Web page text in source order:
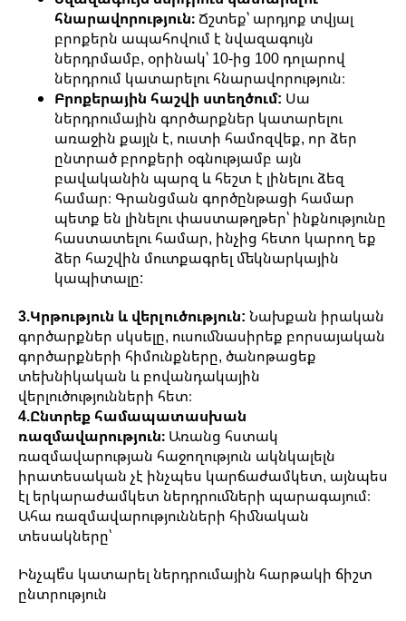
հնարավորություն։ Ճշտեք՝ արդյոք տվյալ
բրոքերն ապահովում է նվազագույն
ներդրմամբ, օրինակ՝ 10-ից 100 դոլարով
ներդրում կատարելու հնարավորություն։
Բրոքերային հաշվի ստեղծում: Սա
ներդրումային գործարքներ կատարելու
առաջին քայլն է, ուստի համոզվեք, որ ձեր
ընտրած բրոքերի օգնությամբ այն
բավականին պարզ և հեշտ է լինելու ձեզ
համար։ Գրանցման գործընթացի համար
պետք են լինելու փաստաթղթեր՝ ինքնությունը
հաստատելու համար, ինչից հետո կարող եք
ձեր հաշվին մուտքագրել մեկնարկային
կապիտալը:
3.Կրթություն և վերլուծություն: Նախքան իրական
գործարքներ սկսելը, ուսումնասիրեք բորսայական
գործարքների հիմունքները, ծանոթացեք
տեխնիկական և բովանդակային
վերլուծությունների հետ։
4.Ընտրեք համապատասխան
ռազմավարություն։ Առանց հստակ
ռազմավարության հաջողություն ակնկալելն
իրատեսական չէ ինչպես կարճաժամկետ, այնպես
էլ երկարաժամկետ ներդրումների պարագայում։
Ահա ռազմավարությունների հիմնական
տեսակները՝
Ինչպե՞ս կատարել ներդրումային հարթակի ճիշտ
ընտրություն